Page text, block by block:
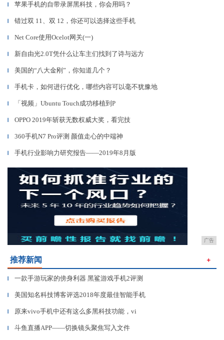
▎ 苹果手机的自带录屏黑科技，你会用吗？
▎ 错过双 11、双 12，你还可以选择这些手机
▎ Net Core使用Ocelot网关(一)
▎ 新自由光2.0T凭什么让车主们找到了诗与远方
▎ 美国的“八大金刚”，你知道几个？
▎ 手机卡，如何进行优化，哪些内容可以毫不犹豫地
▎ 「视频」Ubuntu Touch成功移植到P
▎ OPPO 2019年斩获无数权威大奖，看完技
▎ 360手机N7 Pro评测 颜值走心的中端神
▎ 手机行业影响力研究报告——2019年8月版
广告
推荐新闻 ＋
▎ 一款手游玩家的傍身利器 黑鲨游戏手机2评测
▎ 美国知名科技博客评选2018年度最佳智能手机
▎ 原来vivo手机中还有这么多黑科技功能，vi
▎ 斗鱼直播APP——切换镜头聚焦写入文件